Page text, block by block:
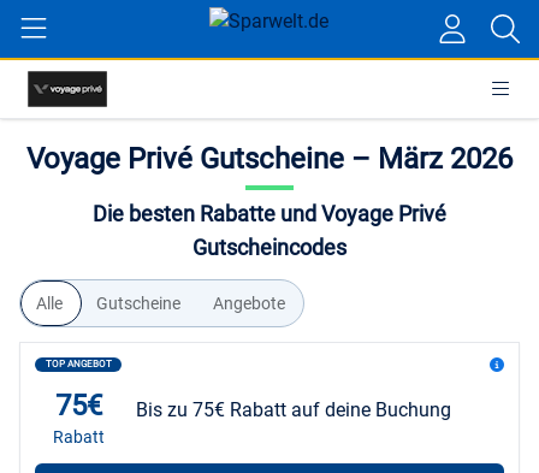
Voyage Privé Gutscheine – März 2026
Die besten Rabatte und Voyage Privé
Gutscheincodes
Alle Gutscheine Angebote
TOP ANGEBOT
75€
Rabatt
Bis zu 75€ Rabatt auf deine Buchung